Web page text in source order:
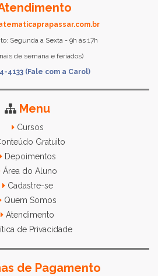
Segunda a Sexta - 9h às 17h
de semana e feriados)
4133 (Fale com a Carol)
Menu
Cursos
Gratuito
Depoimentos
Área do Aluno
Cadastre-se
Quem Somos
Atendimento
de Privacidade
de Pagamento